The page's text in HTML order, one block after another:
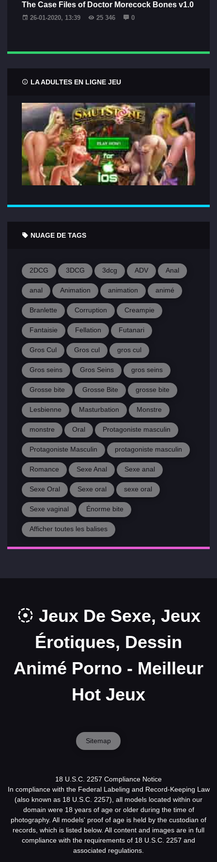
The Case Files of Doctor Morecock Bones v1.0
26-01-2020, 13:39 25 346 0
LA ADULTES EN LIGNE JEU
NUAGE DE TAGS
2DCG 3DCG 3dcg ADV Anal
anal Animation animation animé
Branlette Corruption Creampie
Fantaisie Fellation Futanari
Gros Cul Gros cul gros cul
Gros seins Gros Seins gros seins
Grosse bite Grosse Bite grosse bite
Lesbienne Masturbation Monstre
monstre Oral Protagoniste masculin
Protagoniste Masculin protagoniste masculin
Romance Sexe Anal Sexe anal
Sexe Oral Sexe oral sexe oral
Sexe vaginal Énorme bite
Afficher toutes les balises
Jeux De Sexe, Jeux
Érotiques, Dessin
Animé Porno - Meilleur
Hot Jeux
Sitemap
18 U.S.C. 2257 Compliance Notice
In compliance with the Federal Labeling and Record-Keeping Law
(also known as 18 U.S.C. 2257), all models located within our
domain were 18 years of age or older during the time of
photography. All models' proof of age is held by the custodian of
records, which is listed below. All content and images are in full
compliance with the requirements of 18 U.S.C. 2257 and
associated regulations.